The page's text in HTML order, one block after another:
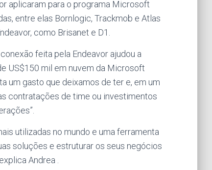
aplicaram para o programa Microsoft
entre elas Bornlogic, Trackmob e Atlas
como Brisanet e D1.
feita pela Endeavor ajudou a
US$150 mil em nuvem da Microsoft
um gasto que deixamos de ter e, em um
contratações de time ou investimentos
utilizadas no mundo e uma ferramenta
soluções e estruturar os seus negócios
Andrea .